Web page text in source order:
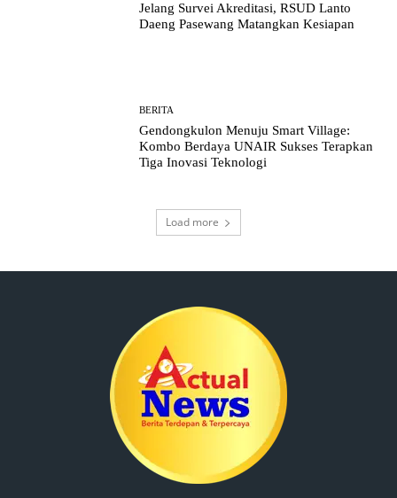
Jelang Survei Akreditasi, RSUD Lanto
Daeng Pasewang Matangkan Kesiapan
BERITA
Gendongkulon Menuju Smart Village:
Kombo Berdaya UNAIR Sukses Terapkan
Tiga Inovasi Teknologi
Load more